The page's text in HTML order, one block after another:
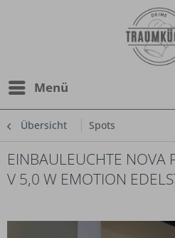
Menü
Übersicht Spots
EINBAULEUCHTE NOVA
V 5,0 W EMOTION